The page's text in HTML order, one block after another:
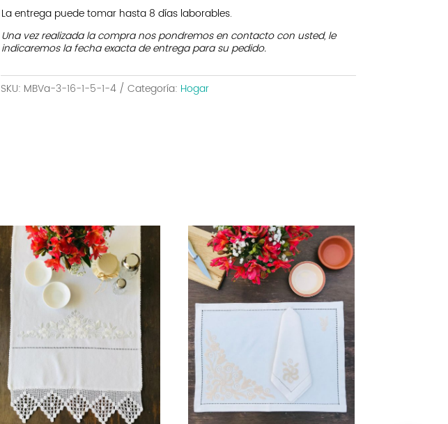
La entrega puede tomar hasta 8 días laborables.
Una vez realizada la compra nos pondremos en contacto con usted, le
indicaremos la fecha exacta de entrega para su pedido.
SKU: MBVa-3-16-1-5-1-4 Categoría: Hogar